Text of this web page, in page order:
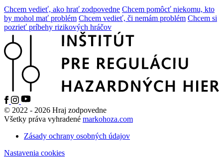
Chcem vedieť, ako hrať zodpovedne Chcem pomôcť niekomu, kto
by mohol mať problém Chcem vedieť, či nemám problém Chcem si
pozrieť príbehy rizikových hráčov
© 2022 - 2026 Hraj zodpovedne
Všetky práva vyhradené markohoza.com
Zásady ochrany osobných údajov
Nastavenia cookies